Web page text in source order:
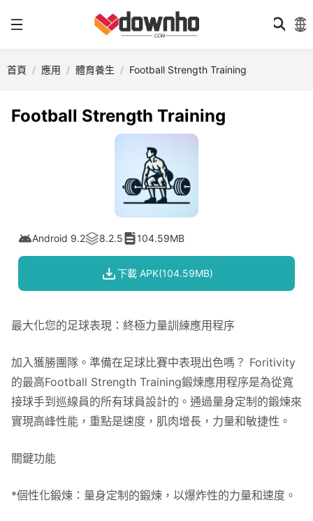
首頁 應用 體育養生 Football Strength Training
Football Strength Training
Android 9.2 8.2.5 104.59MB
下載 APK(104.59MB)
最大化您的足球表現：終極力量訓練應用程序
加入獲勝團隊。準備在足球比賽中表現出色嗎？ Foritivity
的最高Football Strength Training鍛煉應用程序是為從寬
接球手到巡線員的所有球員設計的。通過量身定制的鍛煉來
實現高峰性能，重點是速度，肌肉增長，力量和敏捷性。
關鍵功能
*個性化鍛煉：量身定制的鍛煉，以爆炸性的力量和速度。